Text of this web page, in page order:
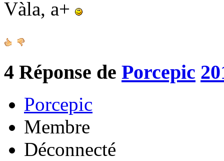
Vàla, a+
4 Réponse de Porcepic
Porcepic
Membre
Déconnecté